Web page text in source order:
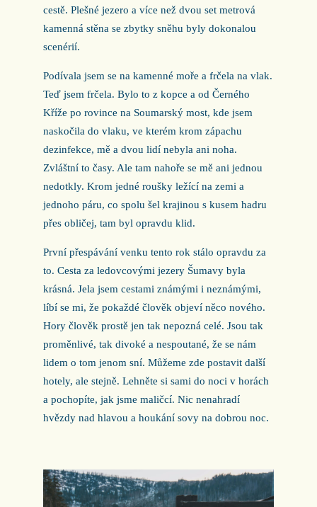
cestě. Plešné jezero a více než dvou set metrová
kamenná stěna se zbytky sněhu byly dokonalou
scenérií.
Podívala jsem se na kamenné moře a frčela na vlak.
Teď jsem frčela. Bylo to z kopce a od Černého
Kříže po rovince na Soumarský most, kde jsem
naskočila do vlaku, ve kterém krom zápachu
dezinfekce, mě a dvou lidí nebyla ani noha.
Zvláštní to časy. Ale tam nahoře se mě ani jednou
nedotkly. Krom jedné roušky ležící na zemi a
jednoho páru, co spolu šel krajinou s kusem hadru
přes obličej, tam byl opravdu klid.
První přespávání venku tento rok stálo opravdu za
to. Cesta za ledovcovými jezery Šumavy byla
krásná. Jela jsem cestami známými i neznámými,
líbí se mi, že pokaždé člověk objeví něco nového.
Hory člověk prostě jen tak nepozná celé. Jsou tak
proměnlivé, tak divoké a nespoutané, že se nám
lidem o tom jenom sní. Můžeme zde postavit další
hotely, ale stejně. Lehněte si sami do noci v horách
a pochopíte, jak jsme maličcí. Nic nenahradí
hvězdy nad hlavou a houkání sovy na dobrou noc.